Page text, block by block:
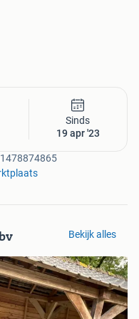
/ geborsteld €
TERRASTEGELS:
€ 51,95 p/m2
2,5 cm dik €
Sinds
19 apr '23
Bekijk alles